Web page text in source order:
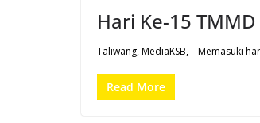
Hari Ke-15
Taliwang, MediaKSB, – Memasuki
Read More